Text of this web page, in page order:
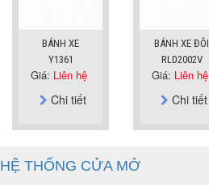
BÁNH XE
Y1361
Giá: Liên hệ
Chi tiết
BÁNH XE ĐÔI
RLD2002V
Giá: Liên hệ
Chi tiết
HỆ THỐNG CỬA MỞ